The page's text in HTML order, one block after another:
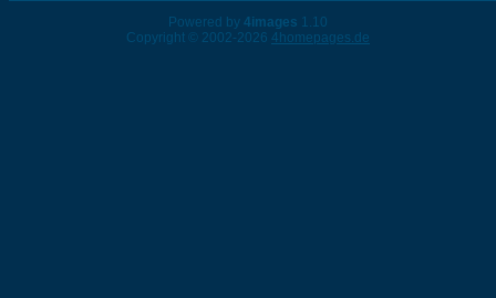
Powered by 4images 1.10
Copyright © 2002-2026 4homepages.de